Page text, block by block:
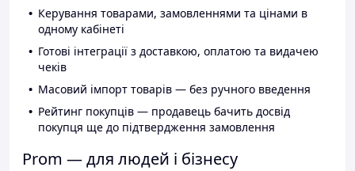
Керування товарами, замовленнями та цінами в
одному кабінеті
Готові інтеграції з доставкою, оплатою та видачею
чеків
Масовий імпорт товарів — без ручного введення
Рейтинг покупців — продавець бачить досвід
покупця ще до підтвердження замовлення
Prom — для людей і бізнесу